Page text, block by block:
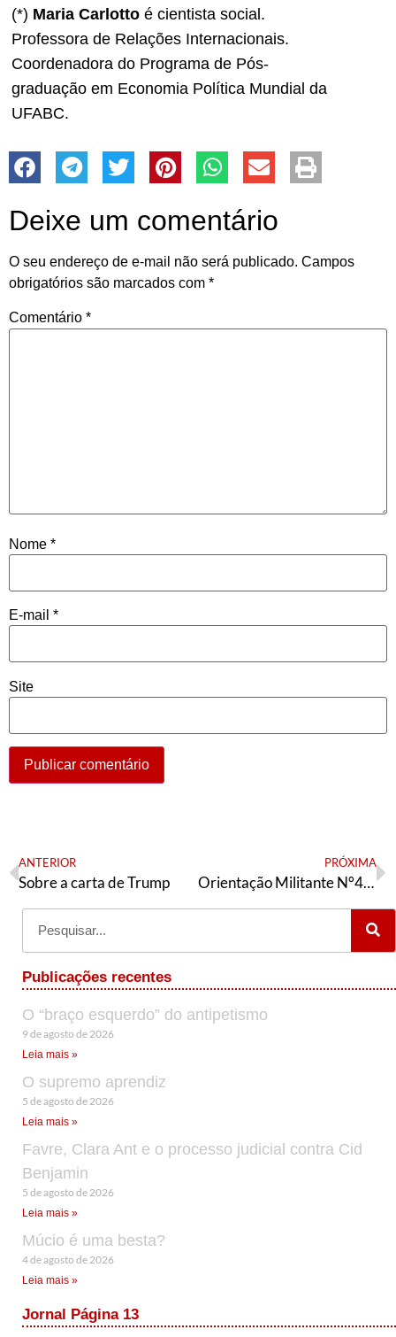
(*) Maria Carlotto é cientista social.
Professora de Relações Internacionais.
Coordenadora do Programa de Pós-
graduação em Economia Política Mundial da
UFABC.
Deixe um comentário
O seu endereço de e-mail não será publicado. Campos
obrigatórios são marcados com *
Comentário *
Nome *
E-mail *
Site
ANTERIOR
Sobre a carta de Trump
PRÓXIMA
Orientação Militante N°471 (11 de julho de 2025)
Publicações recentes
O “braço esquerdo” do antipetismo
9 de agosto de 2026
Leia mais »
O supremo aprendiz
5 de agosto de 2026
Leia mais »
Favre, Clara Ant e o processo judicial contra Cid
Benjamin
5 de agosto de 2026
Leia mais »
Múcio é uma besta?
4 de agosto de 2026
Leia mais »
Jornal Página 13